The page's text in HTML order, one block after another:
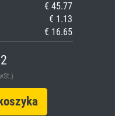
€ 45.77
€ 1.13
€ 16.65